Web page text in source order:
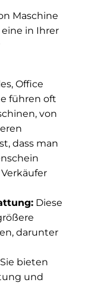
Maschine
in Ihrer
Office
führen oft
von
dass man
Diese
darunter
bieten
und